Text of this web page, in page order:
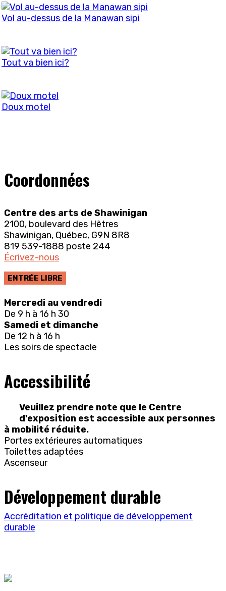
Vol au-dessus de la Manawan sipi
Tout va bien ici?
Doux motel
Coordonnées
Centre des arts de Shawinigan
2100, boulevard des Hêtres
Shawinigan, Québec, G9N 8R8
819 539-1888 poste 244
Écrivez-nous
ENTRÉE LIBRE
Mercredi au vendredi
De 9 h à 16 h 30
Samedi et dimanche
De 12 h à 16 h
Les soirs de spectacle
Accessibilité
Veuillez prendre note que le Centre
d'exposition est accessible aux personnes
à mobilité réduite.
Portes extérieures automatiques
Toilettes adaptées
Ascenseur
Développement durable
Accréditation et politique de développement
durable